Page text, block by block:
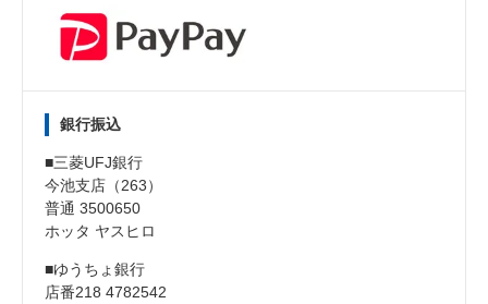
銀行振込
■三菱UFJ銀行
今池支店（263）
普通 3500650
ホッタ ヤスヒロ
■ゆうちょ銀行
店番218 4782542